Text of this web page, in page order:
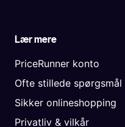
Lær mere
PriceRunner konto
Ofte stillede spørgsmål
Sikker onlineshopping
Privatliv & vilkår